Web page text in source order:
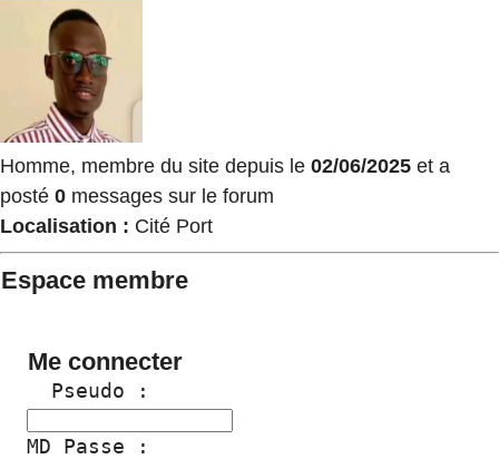
Homme, membre du site depuis le 02/06/2025 et a
posté 0 messages sur le forum
Localisation : Cité Port
Espace membre
Me connecter
  Pseudo :
MD Passe :